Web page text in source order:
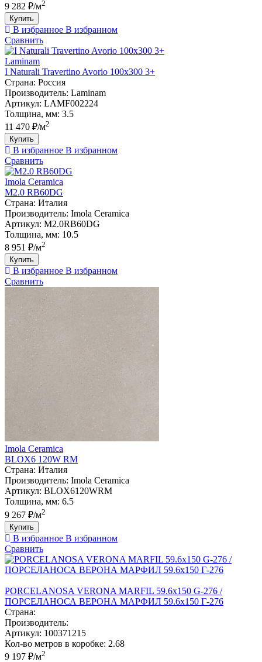
9 282 ₽/м2
Купить
В избранное В избранном
Сравнить
Laminam
I Naturali Travertino Avorio 100х300 3+
Страна: Россия
Производитель: Laminam
Артикул: LAMF002224
Толщина, мм: 3.5
11 470 ₽/м2
Купить
В избранное В избранном
Сравнить
Imola Ceramica
M2.0 RB60DG
Страна: Италия
Производитель: Imola Ceramica
Артикул: M2.0RB60DG
Толщина, мм: 10.5
8 951 ₽/м2
Купить
В избранное В избранном
Сравнить
Imola Ceramica
BLOX6 120W RM
Страна: Италия
Производитель: Imola Ceramica
Артикул: BLOX6120WRM
Толщина, мм: 6.5
9 267 ₽/м2
Купить
В избранное В избранном
Сравнить
PORCELANOSA VERONA MARFIL 59.6х150 G-276 /
ПОРCЕЛАНОСА ВЕРОНА МАРФИЛ 59.6х150 Г-276
Страна:
Производитель:
Артикул: 100371215
Кол-во метров в коробке: 2.68
9 197 ₽/м2